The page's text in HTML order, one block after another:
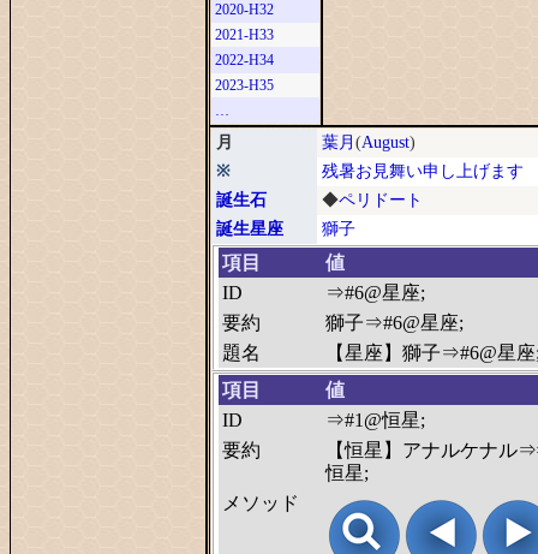
2020-H32
2021-H33
2022-H34
2023-H35
…
月 葉月 (August)
※
残暑お見舞い申し上げます
誕生石
◆ペリドート
誕生星座
獅子
項目
値
ID
⇒#6@星座;
要約
獅子⇒#6@星座;
題名
【星座】獅子⇒#6@星
項目
値
ID
⇒#1@恒星;
要約
【恒星】アナルケナル
恒星;
メソッド